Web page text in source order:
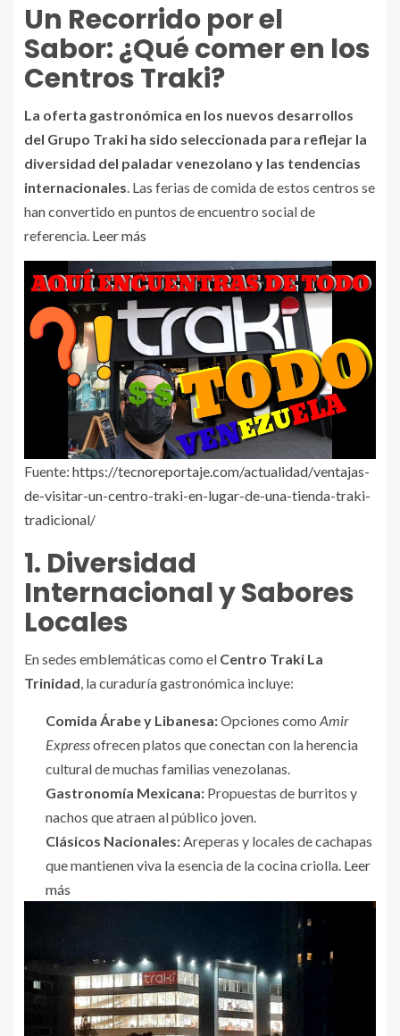
Un Recorrido por el
Sabor: ¿Qué comer en los
Centros Traki?
La oferta gastronómica en los nuevos desarrollos
del Grupo Traki ha sido seleccionada para reflejar la
diversidad del paladar venezolano y las tendencias
internacionales. Las ferias de comida de estos centros se
han convertido en puntos de encuentro social de
referencia. Leer más
Fuente: https://tecnoreportaje.com/actualidad/ventajas-
de-visitar-un-centro-traki-en-lugar-de-una-tienda-traki-
tradicional/
1. Diversidad
Internacional y Sabores
Locales
En sedes emblemáticas como el Centro Traki La
Trinidad, la curaduría gastronómica incluye:
Comida Árabe y Libanesa:Opciones como Amir
Expressofrecen platos que conectan con la herencia
cultural de muchas familias venezolanas.
Gastronomía Mexicana: Propuestas de burritos y
nachos que atraen al público joven.
Clásicos Nacionales:Areperas y locales de cachapas
que mantienen viva la esencia de la cocina criolla. Leer
más